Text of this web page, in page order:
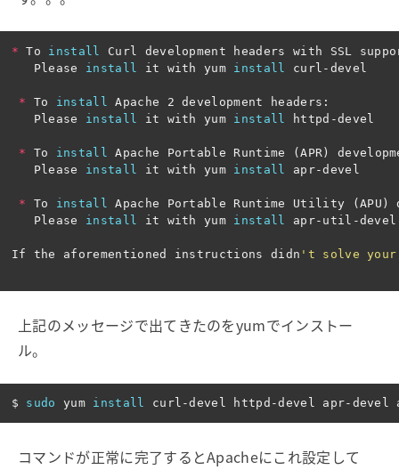
* To install Curl development headers with SSL
   Please
install it with yum install curl-devel
* To install Apache 2 development headers:
   Please
install it with yum install httpd-devel
* To install Apache Portable Runtime (APR )
   Please
install it with yum install apr-devel
* To install Apache Portable Runtime Utility ( APU )
   Please
install it with yum install apr-util-devel
If the aforementioned instructions didn 't solve your
上記のメッセージで出てきたのをyumでインストー
ル。
$ sudo yum install
コマンドが正常に完了するとApacheにこれ設定して